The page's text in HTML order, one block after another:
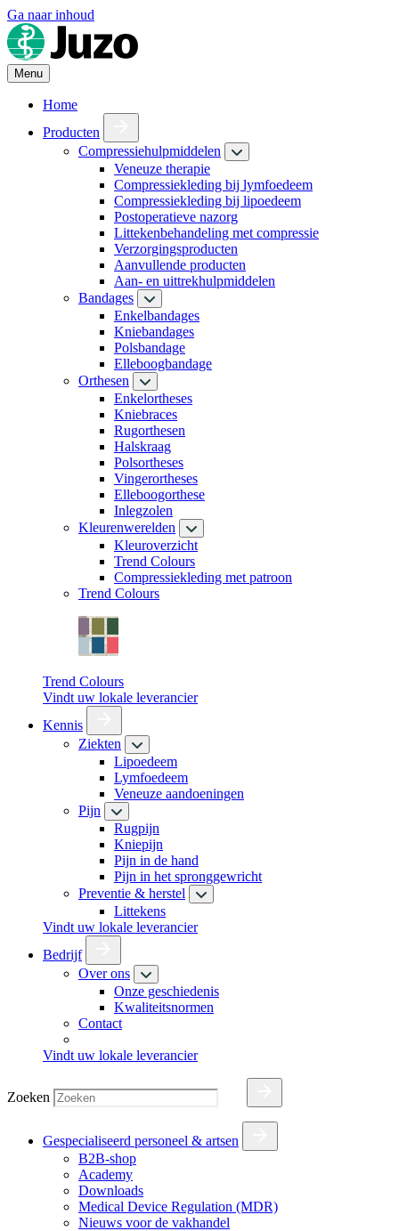
Ga naar inhoud
Menu
Home
Producten
Compressiehulpmiddelen
Veneuze therapie
Compressiekleding bij lymfoedeem
Compressiekleding bij lipoedeem
Postoperatieve nazorg
Littekenbehandeling met compressie
Verzorgingsproducten
Aanvullende producten
Aan- en uittrekhulpmiddelen
Bandages
Enkelbandages
Kniebandages
Polsbandage
Elleboogbandage
Orthesen
Enkelortheses
Kniebraces
Rugorthesen
Halskraag
Polsortheses
Vingerortheses
Elleboogorthese
Inlegzolen
Kleurenwerelden
Kleuroverzicht
Trend Colours
Compressiekleding met patroon
Trend Colours
Trend Colours
Vindt uw lokale leverancier
Kennis
Ziekten
Lipoedeem
Lymfoedeem
Veneuze aandoeningen
Pijn
Rugpijn
Kniepijn
Pijn in de hand
Pijn in het spronggewricht
Preventie & herstel
Littekens
Vindt uw lokale leverancier
Bedrijf
Over ons
Onze geschiedenis
Kwaliteitsnormen
Contact
Vindt uw lokale leverancier
Zoeken
Gespecialiseerd personeel & artsen
B2B-shop
Academy
Downloads
Medical Device Regulation (MDR)
Nieuws voor de vakhandel